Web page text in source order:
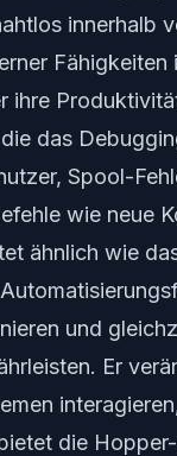
innerhalb
ihre
das
Spool-
wie neue
ähnlich wie
und
Er
die